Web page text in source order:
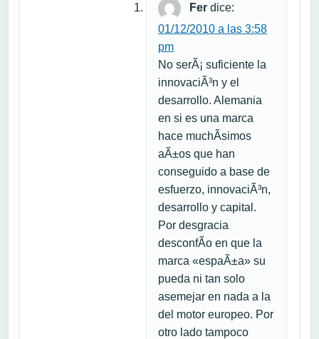
Fer dice:
01/12/2010 a las 3:58
pm
No serÃ¡ suficiente la
innovaciÃ³n y el
desarrollo. Alemania
en si es una marca
hace muchÃ­simos
aÃ±os que han
conseguido a base de
esfuerzo, innovaciÃ³n,
desarrollo y capital.
Por desgracia
desconfÃ­o en que la
marca «espaÃ±a» su
pueda ni tan solo
asemejar en nada a la
del motor europeo. Por
otro lado tampoco